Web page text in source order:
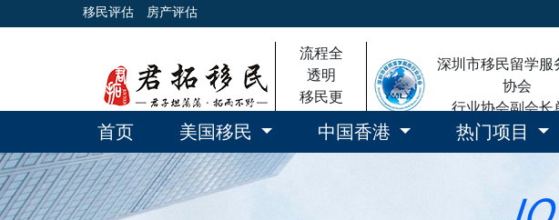
移民评估 房产评估
流程全
透明
移民更
放心
深圳市移民留学服
协会
行业协会副会长
首页 美国移民 中国香港 热门项目